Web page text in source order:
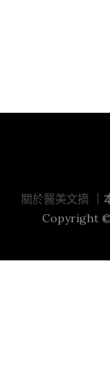
關於醫美文摘 ｜
Copyright ©